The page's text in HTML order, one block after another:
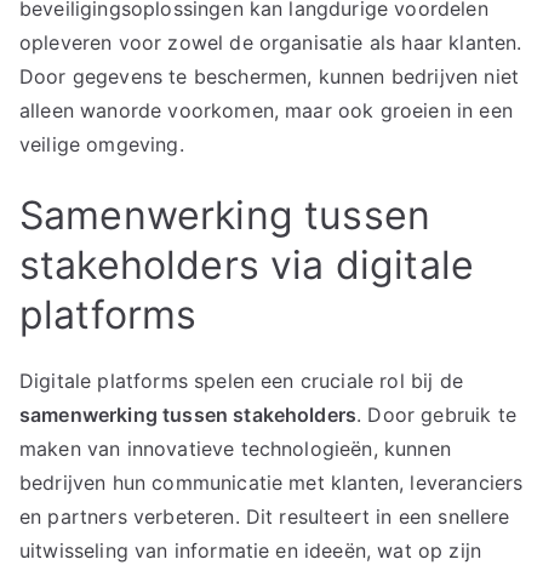
beveiligingsoplossingen kan langdurige voordelen
opleveren voor zowel de organisatie als haar klanten.
Door gegevens te beschermen, kunnen bedrijven niet
alleen wanorde voorkomen, maar ook groeien in een
veilige omgeving.
Samenwerking tussen
stakeholders via digitale
platforms
Digitale platforms spelen een cruciale rol bij de
samenwerking tussen stakeholders. Door gebruik te
maken van innovatieve technologieën, kunnen
bedrijven hun communicatie met klanten, leveranciers
en partners verbeteren. Dit resulteert in een snellere
uitwisseling van informatie en ideeën, wat op zijn